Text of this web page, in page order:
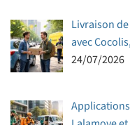
Livraison
avec
24/07/2026